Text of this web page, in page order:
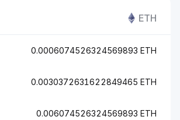
ETH
0.0006074526324569893 ETH
0.0030372631622849465 ETH
0.006074526324569893 ETH